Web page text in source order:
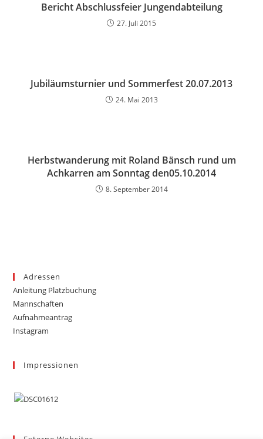
Bericht Abschlussfeier Jungendabteilung
27. Juli 2015
Jubiläumsturnier und Sommerfest 20.07.2013
24. Mai 2013
Herbstwanderung mit Roland Bänsch rund um
Achkarren am Sonntag den05.10.2014
8. September 2014
Adressen
Anleitung Platzbuchung
Mannschaften
Aufnahmeantrag
Instagram
Impressionen